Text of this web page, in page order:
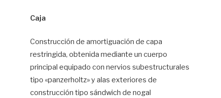
Caja
Construcción de amortiguación de capa
restringida, obtenida mediante un cuerpo
principal equipado con nervios subestructurales
tipo «panzerholtz» y alas exteriores de
construcción tipo sándwich de nogal